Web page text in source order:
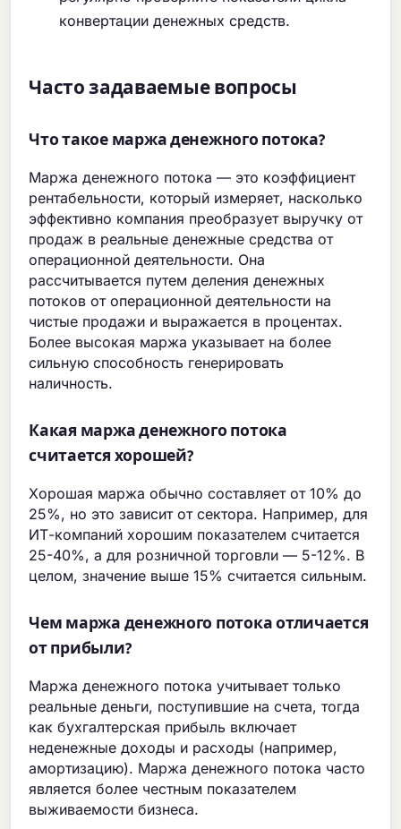
конвертации денежных средств.
Часто задаваемые вопросы
Что такое маржа денежного потока?
Маржа денежного потока — это коэффициент
рентабельности, который измеряет, насколько
эффективно компания преобразует выручку от
продаж в реальные денежные средства от
операционной деятельности. Она
рассчитывается путем деления денежных
потоков от операционной деятельности на
чистые продажи и выражается в процентах.
Более высокая маржа указывает на более
сильную способность генерировать
наличность.
Какая маржа денежного потока
считается хорошей?
Хорошая маржа обычно составляет от 10% до
25%, но это зависит от сектора. Например, для
ИТ-компаний хорошим показателем считается
25-40%, а для розничной торговли — 5-12%. В
целом, значение выше 15% считается сильным.
Чем маржа денежного потока отличается
от прибыли?
Маржа денежного потока учитывает только
реальные деньги, поступившие на счета, тогда
как бухгалтерская прибыль включает
неденежные доходы и расходы (например,
амортизацию). Маржа денежного потока часто
является более честным показателем
выживаемости бизнеса.